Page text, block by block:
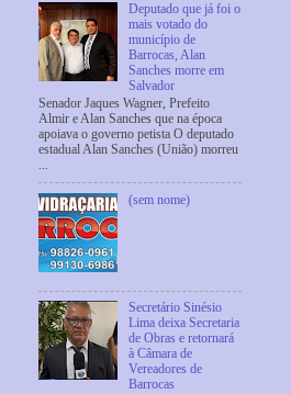
Deputado que já foi o
mais votado do
município de
Barrocas, Alan
Sanches morre em
Salvador
Senador Jaques Wagner, Prefeito
Almir e Alan Sanches que na época
apoiava o governo petista O deputado
estadual Alan Sanches (União) morreu
...
(sem nome)
Secretário Sinésio
Lima deixa Secretaria
de Obras e retornará
à Câmara de
Vereadores de
Barrocas